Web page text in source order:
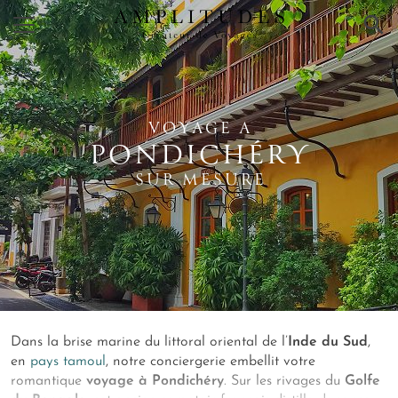
×
VOYAGE A
PONDICHÉRY
SUR MESURE
Dans la brise marine du littoral oriental de l’ Inde du Sud ,
en pays tamoul , notre conciergerie embellit votre
romantique voyage à Pondichéry. Sur les rivages du Golfe